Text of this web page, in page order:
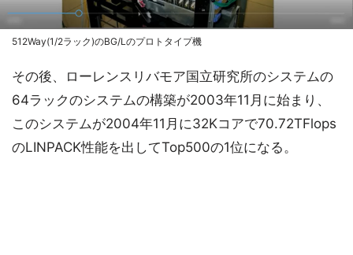
512Way(1/2ラック)のBG/Lのプロトタイプ機
その後、ローレンスリバモア国立研究所のシステムの
64ラックのシステムの構築が2003年11月に始まり、
このシステムが2004年11月に32Kコアで70.72TFlops
のLINPACK性能を出してTop500の1位になる。